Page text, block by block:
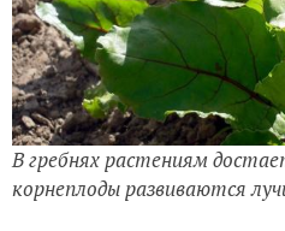
В гребнях растениям
корнеплоды развиваются